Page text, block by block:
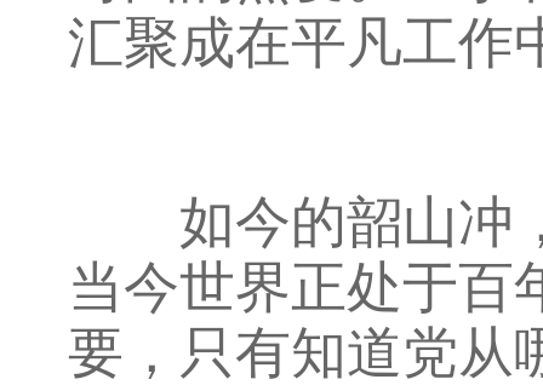
汇聚成在平凡工作
如今的韶山冲，
当今世界正处于百
要，只有知道党从